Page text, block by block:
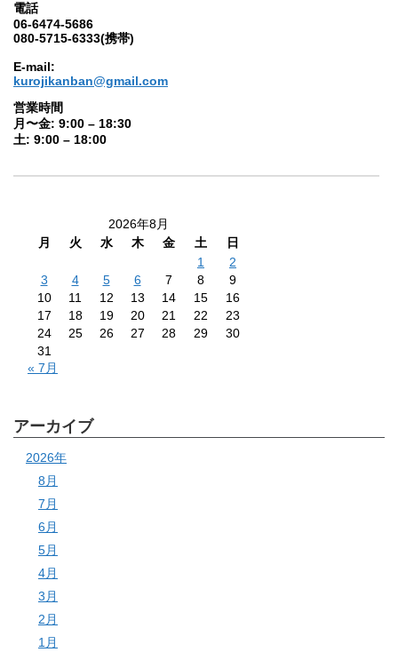
電話
06-6474-5686
080-5715-6333(携帯)
E-mail:
kurojikanban@gmail.com
営業時間
月〜金: 9:00 – 18:30
土: 9:00 – 18:00
2026年8月
月
火 水 木 金 土
日
1
2
3
4 5 6 7 8
9
10
11 12 13 14 15
16
17
18 19 20 21 22
23
24
25 26 27 28 29
30
31
« 7月
アーカイブ
2026年
8月
7月
6月
5月
4月
3月
2月
1月